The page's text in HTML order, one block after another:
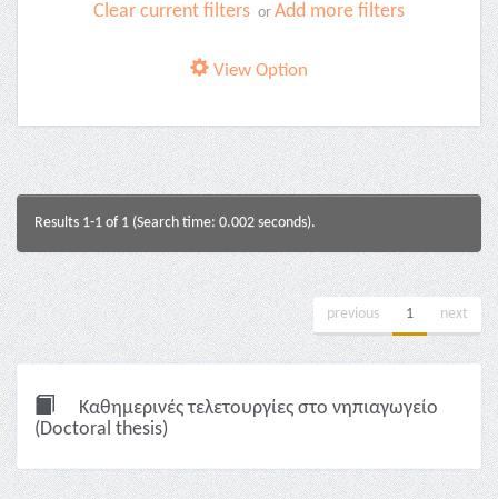
Clear current filters or Add more filters
View Option
Results 1-1 of 1 (Search time: 0.002 seconds).
previous 1 next
Καθημερινές τελετουργίες στο νηπιαγωγείο
(Doctoral thesis)